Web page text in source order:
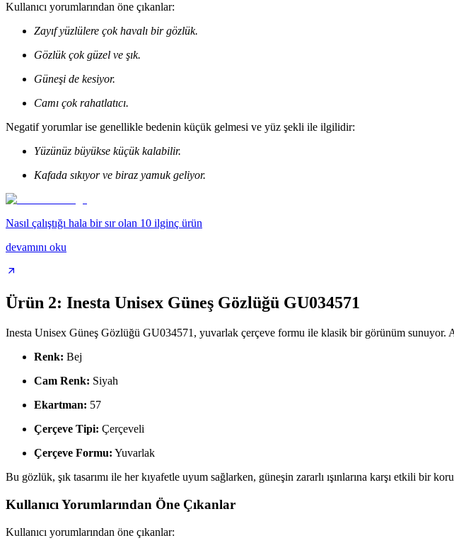
Kullanıcı yorumlarından öne çıkanlar:
Zayıf yüzlülere çok havalı bir gözlük.
Gözlük çok güzel ve şık.
Güneşi de kesiyor.
Camı çok rahatlatıcı.
Negatif yorumlar ise genellikle bedenin küçük gelmesi ve yüz şekli ile ilgilidir:
Yüzünüz büyükse küçük kalabilir.
Kafada sıkıyor ve biraz yamuk geliyor.
Nasıl çalıştığı hala bir sır olan 10 ilginç ürün
devamını oku
Ürün 2: Inesta Unisex Güneş Gözlüğü GU034571
Inesta Unisex Güneş Gözlüğü GU034571, yuvarlak çerçeve formu ile klasik bir görünüm sunuyor.
Renk: Bej
Cam Renk: Siyah
Ekartman: 57
Çerçeve Tipi: Çerçeveli
Çerçeve Formu: Yuvarlak
Bu gözlük, şık tasarımı ile her kıyafetle uyum sağlarken, güneşin zararlı ışınlarına karşı etkili bir
Kullanıcı Yorumlarından Öne Çıkanlar
Kullanıcı yorumlarından öne çıkanlar: